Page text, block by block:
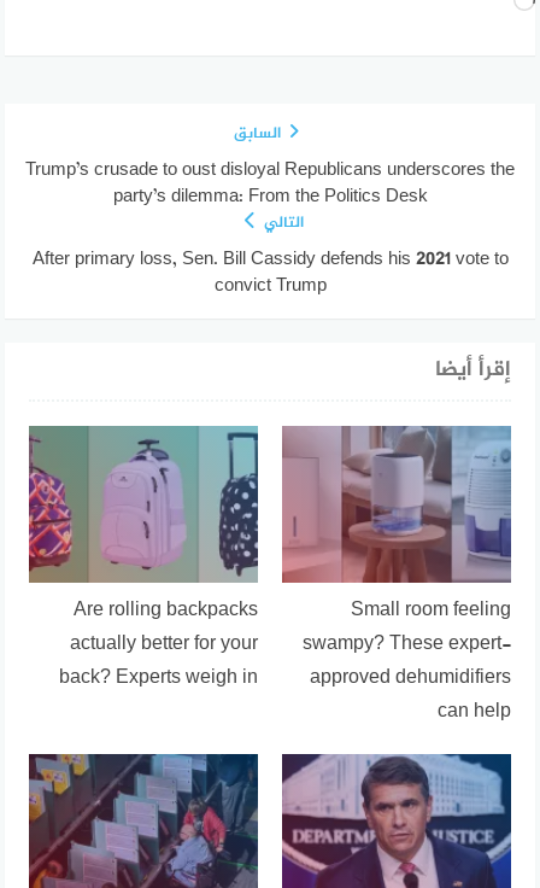
السابق
Trump’s crusade to oust disloyal Republicans underscores the
party’s dilemma: From the Politics Desk
التالي
After primary loss, Sen. Bill Cassidy defends his 2021 vote to
convict Trump
إقرأ أيضا
Small room feeling
swampy? These expert-
approved dehumidifiers
can help
Are rolling backpacks
actually better for your
back? Experts weigh in